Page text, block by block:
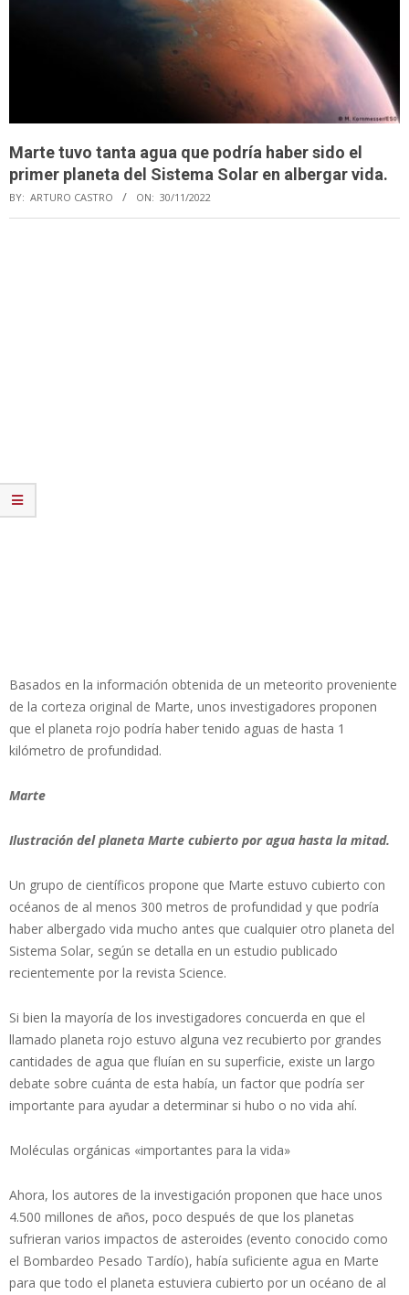
Marte tuvo tanta agua que podría haber sido el
primer planeta del Sistema Solar en albergar vida.
BY: ARTURO CASTRO ON: 30/11/2022
Basados en la información obtenida de un meteorito proveniente
de la corteza original de Marte, unos investigadores proponen
que el planeta rojo podría haber tenido aguas de hasta 1
kilómetro de profundidad.
Marte
Ilustración del planeta Marte cubierto por agua hasta la mitad.
Un grupo de científicos propone que Marte estuvo cubierto con
océanos de al menos 300 metros de profundidad y que podría
haber albergado vida mucho antes que cualquier otro planeta del
Sistema Solar, según se detalla en un estudio publicado
recientemente por la revista Science.
Si bien la mayoría de los investigadores concuerda en que el
llamado planeta rojo estuvo alguna vez recubierto por grandes
cantidades de agua que fluían en su superficie, existe un largo
debate sobre cuánta de esta había, un factor que podría ser
importante para ayudar a determinar si hubo o no vida ahí.
Moléculas orgánicas «importantes para la vida»
Ahora, los autores de la investigación proponen que hace unos
4.500 millones de años, poco después de que los planetas
sufrieran varios impactos de asteroides (evento conocido como
el Bombardeo Pesado Tardío), había suficiente agua en Marte
para que todo el planeta estuviera cubierto por un océano de al